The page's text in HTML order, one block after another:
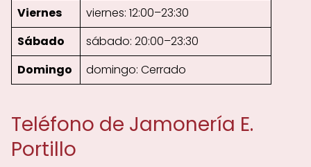
Viernes
viernes: 12:00–23:30
Sábado
sábado: 20:00–23:30
Domingo
domingo: Cerrado
Teléfono de Jamonería E.
Portillo